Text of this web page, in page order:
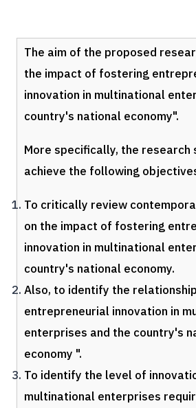
The aim of the proposed
the impact of fostering
innovation in multinational
country's national economy".
More specifically, the research
achieve the following
To critically review
on the impact of fostering
innovation in multinational
country's national economy.
Also, to identify the
entrepreneurial innovation in
enterprises and the country's
economy ".
To identify the level of
multinational enterprises